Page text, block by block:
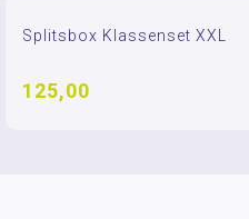
Splitsbox Klassenset XXL
125,00